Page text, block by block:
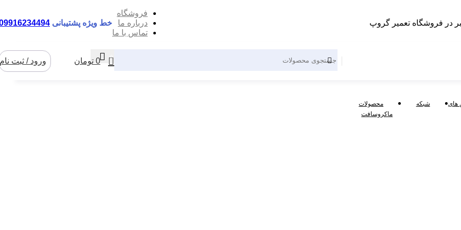
فروشگاه
درباره ما
تماس با ما
خط ویژه پشتیبانی
های
شبکه
محصولات
ماکروسافت
0
0 تومان ورود / ثبت نام